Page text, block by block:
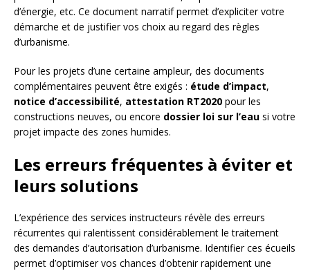
d’énergie, etc. Ce document narratif permet d’expliciter votre
démarche et de justifier vos choix au regard des règles
d’urbanisme.
Pour les projets d’une certaine ampleur, des documents
complémentaires peuvent être exigés : étude d’impact,
notice d’accessibilité, attestation RT2020 pour les
constructions neuves, ou encore dossier loi sur l’eau si votre
projet impacte des zones humides.
Les erreurs fréquentes à éviter et
leurs solutions
L’expérience des services instructeurs révèle des erreurs
récurrentes qui ralentissent considérablement le traitement
des demandes d’autorisation d’urbanisme. Identifier ces écueils
permet d’optimiser vos chances d’obtenir rapidement une